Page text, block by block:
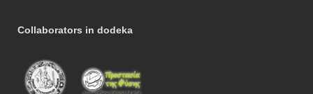
Collaborators in dodeka